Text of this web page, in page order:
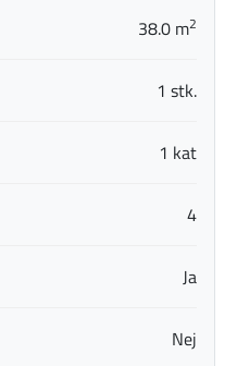
38.0 m2
1 stk.
1 kat
4
Ja
Nej